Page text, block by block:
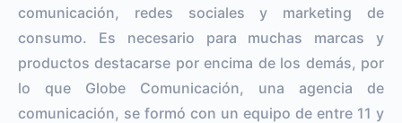
comunicación, redes sociales y marketing de
consumo. Es necesario para muchas marcas y
productos destacarse por encima de los demás, por
lo que Globe Comunicación, una agencia de
comunicación, se formó con un equipo de entre 11 y